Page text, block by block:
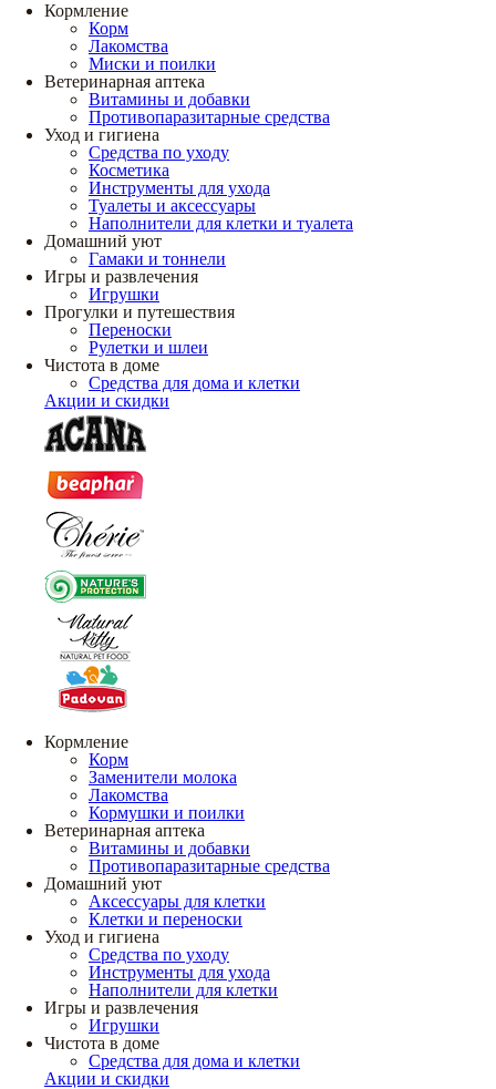
Кормление
Корм
Лакомства
Миски и поилки
Ветеринарная аптека
Витамины и добавки
Противопаразитарные средства
Уход и гигиена
Средства по уходу
Косметика
Инструменты для ухода
Туалеты и аксессуары
Наполнители для клетки и туалета
Домашний уют
Гамаки и тоннели
Игры и развлечения
Игрушки
Прогулки и путешествия
Переноски
Рулетки и шлеи
Чистота в доме
Средства для дома и клетки
Акции и скидки
Кормление
Корм
Заменители молока
Лакомства
Кормушки и поилки
Ветеринарная аптека
Витамины и добавки
Противопаразитарные средства
Домашний уют
Аксессуары для клетки
Клетки и переноски
Уход и гигиена
Средства по уходу
Инструменты для ухода
Наполнители для клетки
Игры и развлечения
Игрушки
Чистота в доме
Средства для дома и клетки
Акции и скидки